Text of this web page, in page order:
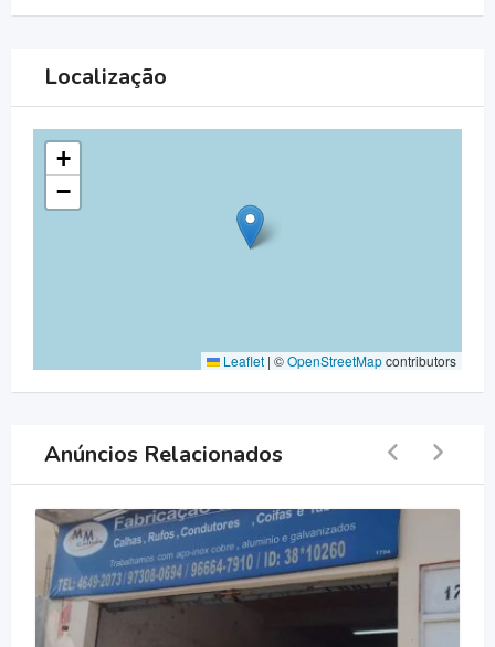
Localização
+
−
Leaflet | ©OpenStreetMapcontributors
Anúncios Relacionados